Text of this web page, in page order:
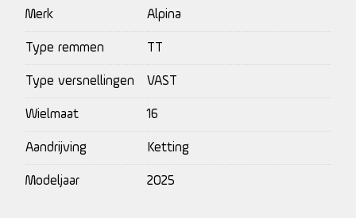
Merk Alpina
Type remmen TT
Type versnellingen VAST
Wielmaat 16
Aandrijving Ketting
Modeljaar 2025